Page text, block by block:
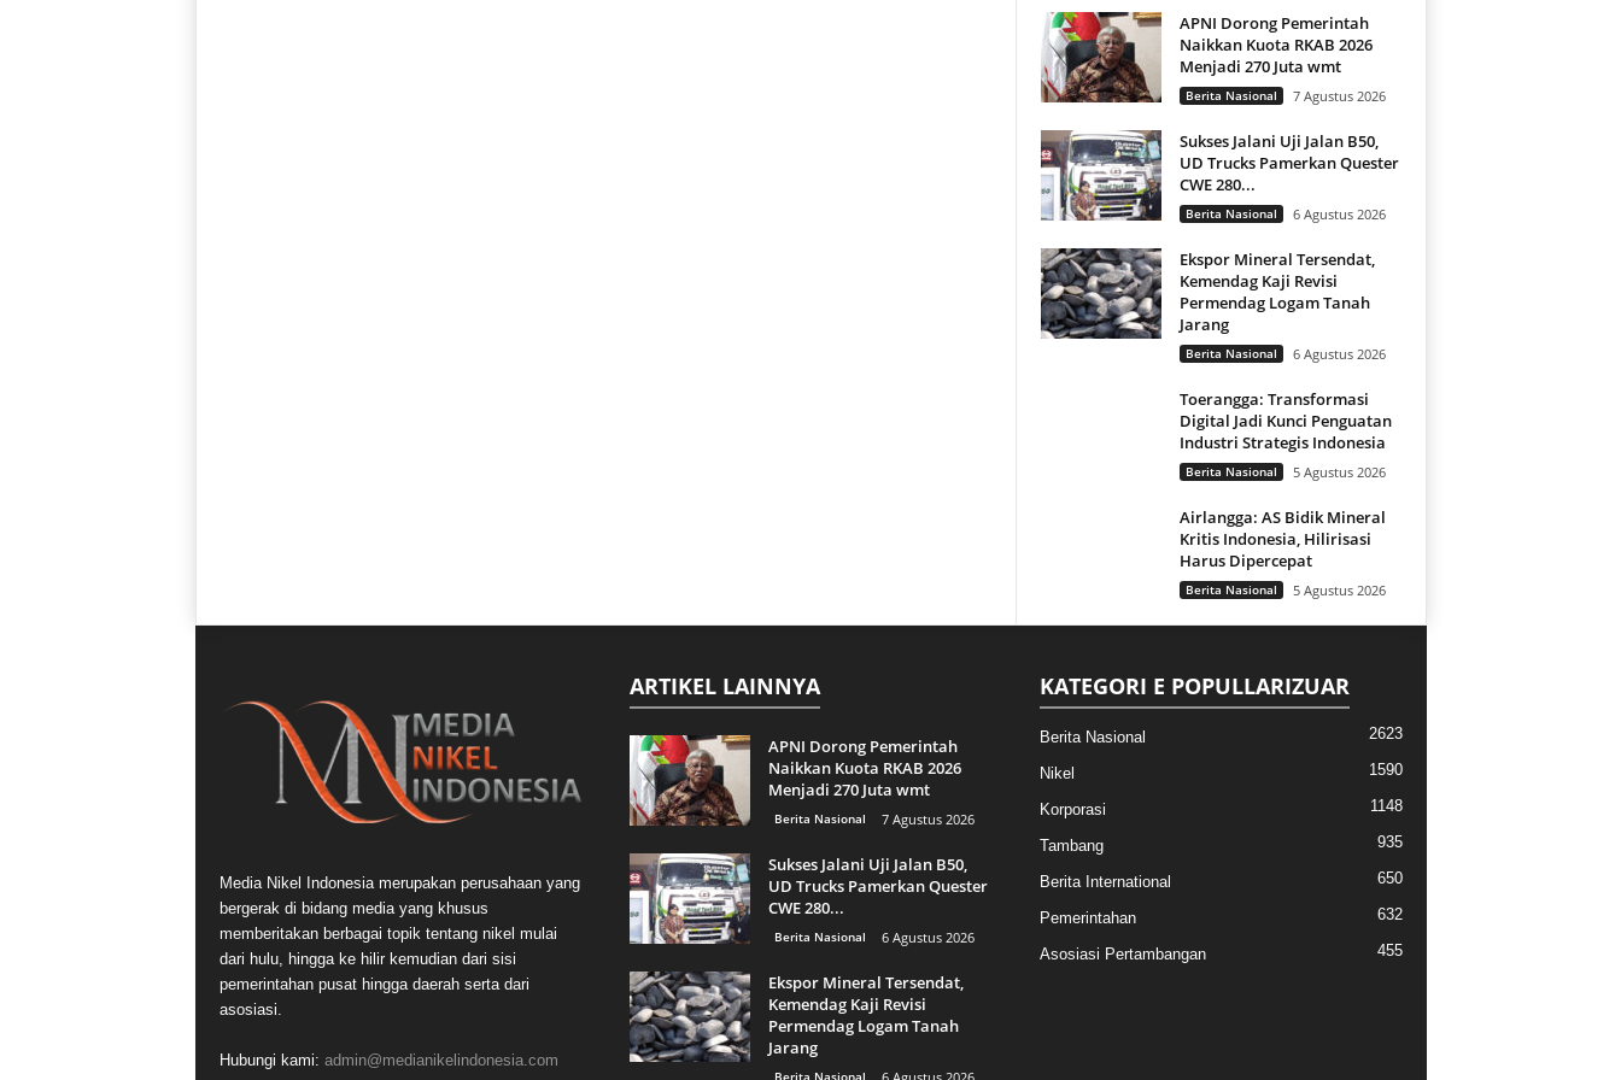
APNI Dorong Pemerintah
Naikkan Kuota RKAB 2026
Menjadi 270 Juta wmt
Berita Nasional 7 Agustus 2026
Sukses Jalani Uji Jalan B50,
UD Trucks Pamerkan Quester
CWE 280...
Berita Nasional 6 Agustus 2026
Ekspor Mineral Tersendat,
Kemendag Kaji Revisi
Permendag Logam Tanah
Jarang
Berita Nasional 6 Agustus 2026
Toerangga: Transformasi
Digital Jadi Kunci Penguatan
Industri Strategis Indonesia
Berita Nasional 5 Agustus 2026
Airlangga: AS Bidik Mineral
Kritis Indonesia, Hilirisasi
Harus Dipercepat
Berita Nasional 5 Agustus 2026
Media Nikel Indonesia merupakan perusahaan yang
bergerak di bidang media yang khusus
memberitakan berbagai topik tentang nikel mulai
dari hulu, hingga ke hilir kemudian dari sisi
pemerintahan pusat hingga daerah serta dari
asosiasi.
Hubungi kami: admin@medianikelindonesia.com
ARTIKEL LAINNYA
APNI Dorong Pemerintah
Naikkan Kuota RKAB 2026
Menjadi 270 Juta wmt
Berita Nasional 7 Agustus 2026
Sukses Jalani Uji Jalan B50,
UD Trucks Pamerkan Quester
CWE 280...
Berita Nasional 6 Agustus 2026
Ekspor Mineral Tersendat,
Kemendag Kaji Revisi
Permendag Logam Tanah
Jarang
Berita Nasional
KATEGORI E POPULLARIZUAR
Berita Nasional 2623
Nikel 1590
Korporasi 1148
Tambang 935
Berita International 650
Pemerintahan 632
Asosiasi Pertambangan 455